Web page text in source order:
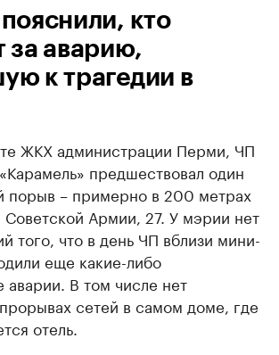
кто
за аварию,
к трагедии в
ЖКХ администрации Перми, ЧП
предшествовал один
порыв – примерно в 200 метрах
Советской Армии, 27. У мэрии нет
того, что в день ЧП вблизи мини-
еще какие-либо
аварии. В том числе нет
сетей в самом доме, где
отель.